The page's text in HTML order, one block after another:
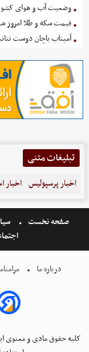
وضعیت آب و هوای کشور امروز
قیمت سکه و طلا امروز شنبه ۱۷
آمیتاب باچان دوست
تبلیغات متنی
اخبار پرسپولیس اخبار
صفحه نخست
درباره ما
کلیه حقوق مادی و معنوی